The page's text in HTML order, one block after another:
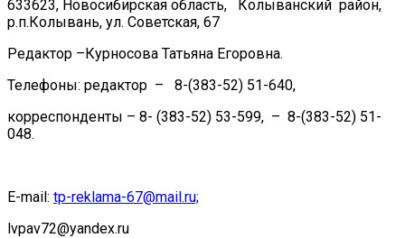
633623, Новосибирская область, Колыванский район,
р.п.Колывань, ул. Советская, 67
Редактор –Курносова Татьяна Егоровна.
Телефоны: редактор – 8-(383-52) 51-640,
корреспонденты – 8- (383-52) 53-599, – 8-(383-52) 51-
048.
E-mail: tp-reklama-67@mail.ru;
lvpav72@yandex.ru